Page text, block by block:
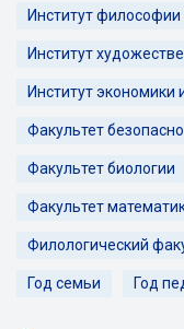
Институт философии
Институт
Институт экономики
Факультет
Факультет биологии
Факультет
Филологический
Год семьи Год